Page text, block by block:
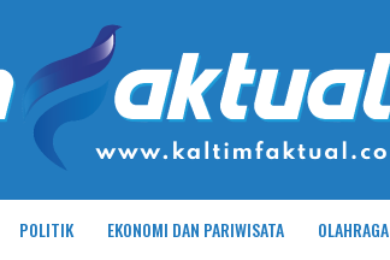
POLITIK EKONOMI DAN PARIWISATA OLAHRAGA